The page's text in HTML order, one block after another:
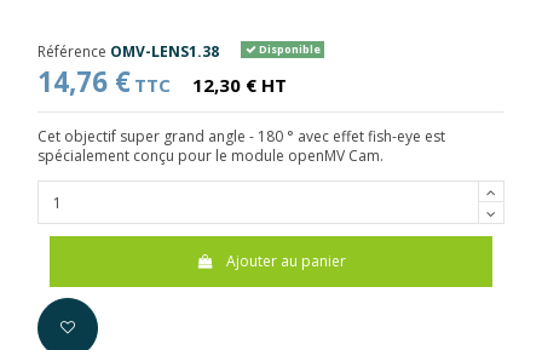
Référence OMV-LENS1.38 Disponible
14,76 € TTC 12,30 € HT
Cet objectif super grand angle - 180 ° avec effet fish-eye est
spécialement conçu pour le module openMV Cam.
Ajouter au panier